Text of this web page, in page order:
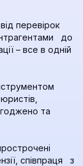
перевірок
до
– все в одній
та
співпраця з